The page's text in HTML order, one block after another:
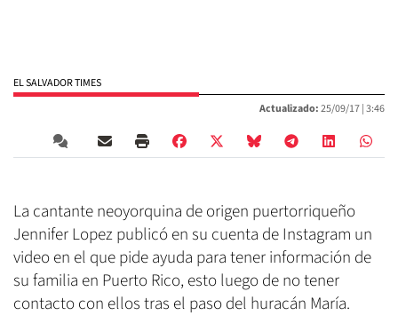
EL SALVADOR TIMES
Actualizado:25/09/17 |3:46
La cantante neoyorquina de origen puertorriqueño
Jennifer Lopez publicó en su cuenta de Instagram un
video en el que pide ayuda para tener información de
su familia en Puerto Rico, esto luego de no tener
contacto con ellos tras el paso del huracán María.